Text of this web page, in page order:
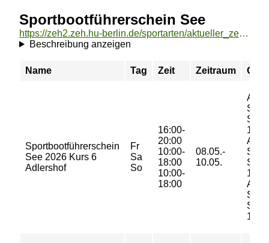
Sportbootführerschein See
https://zeh2.zeh.hu-berlin.de/sportarten/aktueller_zeitraum/_Sportbootfuehrerschein_See.html
Beschreibung anzeigen
Name Tag Zeit Zeitraum Ort
Sportbootführerschein
See 2026 Kurs 6
Adlershof
Fr
Sa
So
16:00-
20:00
10:00-
18:00
10:00-
18:00
08.05.-
10.05.
101
101
101